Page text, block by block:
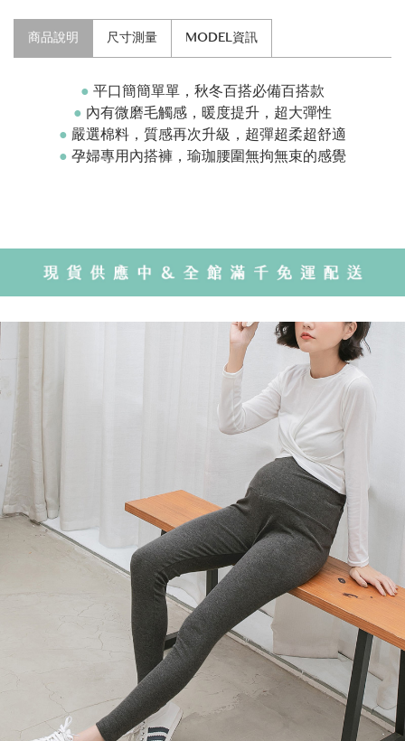
商品說明 尺寸測量 MODEL資訊
● 平口簡簡單單，秋冬百搭必備百搭款
● 內有微磨毛觸感， 暖度提升， 超大彈性
● 嚴選棉料，質感再次升級，超彈超柔超舒適
● 孕婦專用內搭褲，瑜珈腰圍無拘無束的感覺